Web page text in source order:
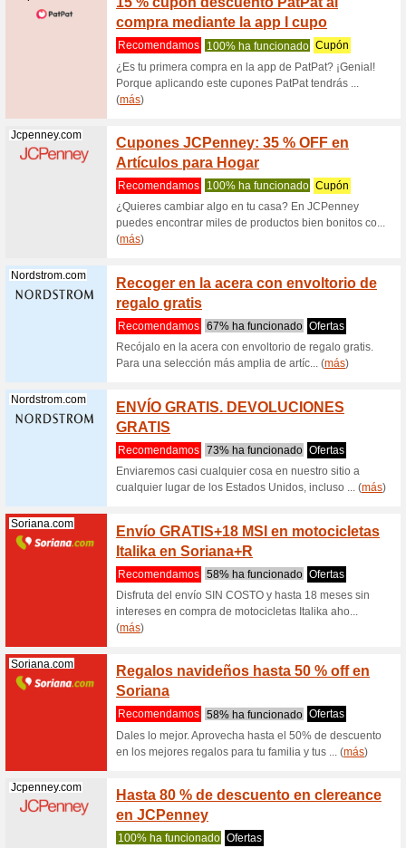
Soriana
Mymagicstory...
20 %
Magic
(más)
Mymagicstory...
20 %
en
Disfruta
(más)